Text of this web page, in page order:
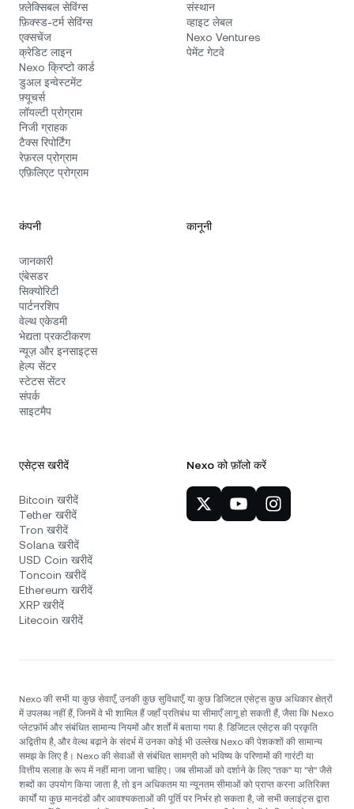
फ़्लेक्सिबल सेविंग्स
फ़िक्स्ड‑टर्म सेविंग्स
एक्सचेंज
क्रेडिट लाइन
Nexo क्रिप्टो कार्ड
डुअल इन्वेस्टमेंट
फ़्यूचर्स
लॉयल्टी प्रोग्राम
निजी ग्राहक
टैक्स रिपोर्टिंग
रेफ़रल प्रोग्राम
एफ़िलिएट प्रोग्राम
संस्थान
व्हाइट लेबल
Nexo Ventures
पेमेंट गेटवे
कंपनी
जानकारी
एंबेसडर
सिक्योरिटी
पार्टनरशिप
वेल्थ एकेडमी
भेद्यता प्रकटीकरण
न्यूज़ और इनसाइट्स
हेल्प सेंटर
स्टेटस सेंटर
संपर्क
साइटमैप
कानूनी
एसेट्स खरीदें
Bitcoin खरीदें
Tether खरीदें
Tron खरीदें
Solana खरीदें
USD Coin खरीदें
Toncoin खरीदें
Ethereum खरीदें
XRP खरीदें
Litecoin खरीदें
Nexo को फ़ॉलो करें
Nexo की सभी या कुछ सेवाएँ, उनकी कुछ सुविधाएँ, या कुछ डिजिटल एसेट्स कुछ अधिकार क्षेत्रों
में उपलब्ध नहीं हैं, जिनमें वे भी शामिल हैं जहाँ प्रतिबंध या सीमाएँ लागू हो सकती हैं, जैसा कि Nexo
प्लेटफ़ॉर्म और संबंधित सामान्य नियमों और शर्तों में बताया गया है. डिजिटल एसेट्स की प्रकृति
अद्वितीय है, और वेल्थ बढ़ाने के संदर्भ में उनका कोई भी उल्लेख Nexo की पेशकशों की सामान्य
समझ के लिए है। Nexo की सेवाओं से संबंधित सामग्री को भविष्य के परिणामों की गारंटी या
वित्तीय सलाह के रूप में नहीं माना जाना चाहिए। जब सीमाओं को दर्शाने के लिए "तक" या "से" जैसे
शब्दों का उपयोग किया जाता है, तो इन अधिकतम या न्यूनतम सीमाओं को प्राप्त करना अतिरिक्त
कार्यों या कुछ मानदंडों और आवश्यकताओं की पूर्ति पर निर्भर हो सकता है, जो सभी क्लाइंट्स द्वारा